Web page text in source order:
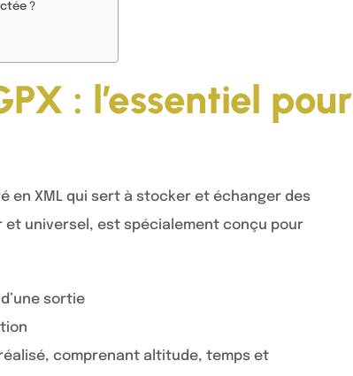
?
: l’essentiel pour
XML qui sert à stocker et échanger des
universel, est spécialement conçu pour
sortie
comprenant altitude, temps et